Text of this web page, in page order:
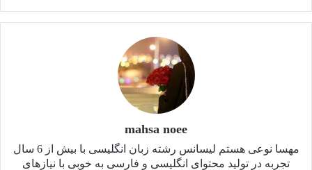
mahsa noee
مهسا نوعی هستم لیسانس رشته‌ زبان انگلیسی با بیش از 6 سال
تجربه در تولید محتوای انگلیسی و فارسی به خوبی با نیازهای